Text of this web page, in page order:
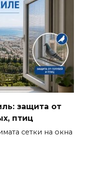
защита от
птиц
сетки на окна